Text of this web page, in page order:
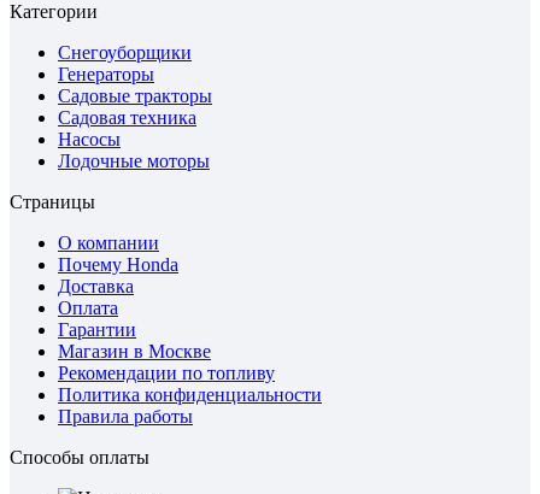
Категории
Снегоуборщики
Генераторы
Садовые тракторы
Садовая техника
Насосы
Лодочные моторы
Страницы
О компании
Почему Honda
Доставка
Оплата
Гарантии
Магазин в Москве
Рекомендации по топливу
Политика конфиденциальности
Правила работы
Способы оплаты